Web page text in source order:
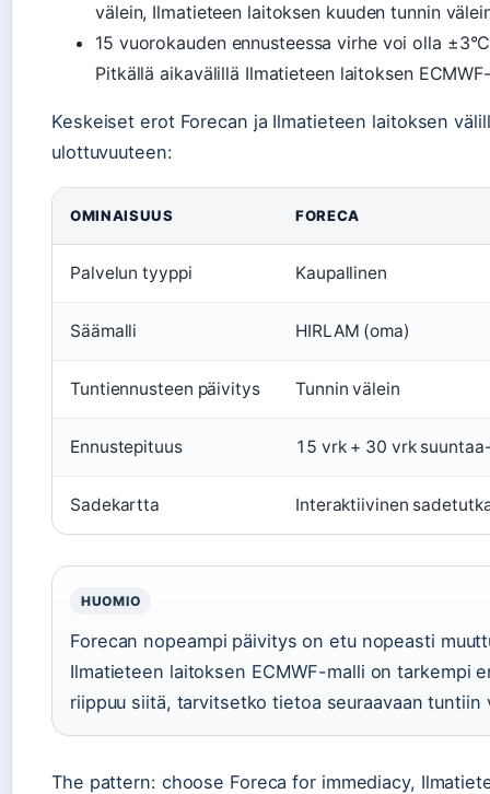
välein, Ilmatieteen laitoksen kuuden tunnin
15 vuorokauden ennusteessa virhe voi olla
Pitkällä aikavälillä Ilmatieteen laitoksen
Keskeiset erot Forecan ja Ilmatieteen laitoksen
ulottuvuuteen:
OMINAISUUS FORECA
Palvelun tyyppi Kaupallinen
Säämalli HIRLAM (oma)
Tuntiennusteen päivitys Tunnin välein
Ennustepituus 15 vrk + 30 vrk
Sadekartta Interaktiivinen
HUOMIO
Forecan nopeampi päivitys on etu nopeasti
Ilmatieteen laitoksen ECMWF-malli on tarkempi
riippuu siitä, tarvitsetko tietoa seuraavaan tuntiin
The pattern: choose Foreca for immediacy,